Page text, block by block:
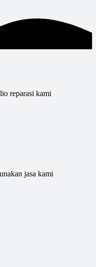
reparasi kami
jasa kami